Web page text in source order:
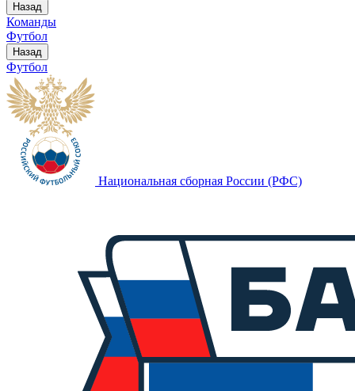
Назад
Команды
Футбол
Назад
Футбол
Национальная сборная России (РФС)